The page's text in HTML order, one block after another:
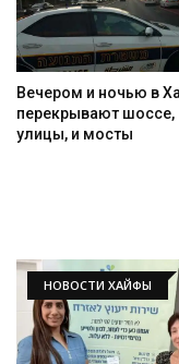
Вечером и ночью в
перекрывают шоссе,
улицы, и мосты
НОВОСТИ ХАЙФЫ